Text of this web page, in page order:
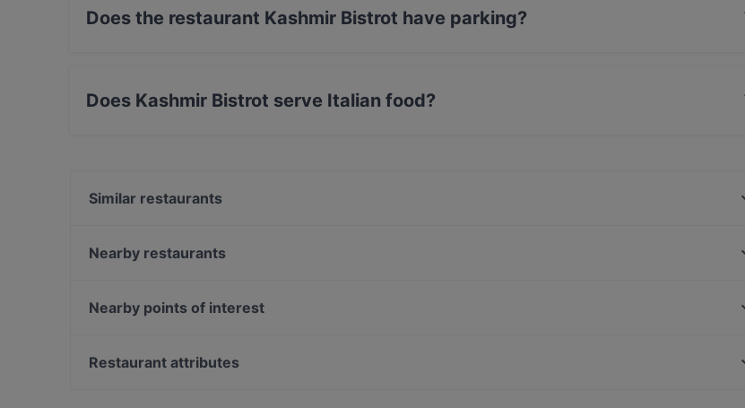
Does the restaurant Kashmir Bistrot have parking?
Does Kashmir Bistrot serve Italian food?
Similar restaurants
Osteria T Gella
Ravioleria Amo Dim Sum
Nearby restaurants
Ristorante Rubiani Verona
Nearby points of interest
Campo San Polo, Venice
Restaurant attributes